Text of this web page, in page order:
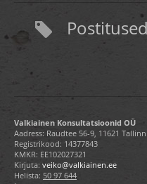
Valkiainen Konsultatsioonid OÜ
Aadress: Raudtee 56-9, 11621 Tallinn
Registrikood: 14377843
KMKR: EE102027321
Kirjuta: veiko@valkiainen.ee
Helista: 50 97 644